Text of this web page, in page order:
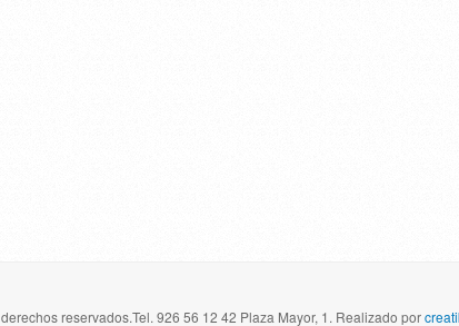
reservados.Tel. 926 56 12 42 Plaza Mayor, 1. Realizado por